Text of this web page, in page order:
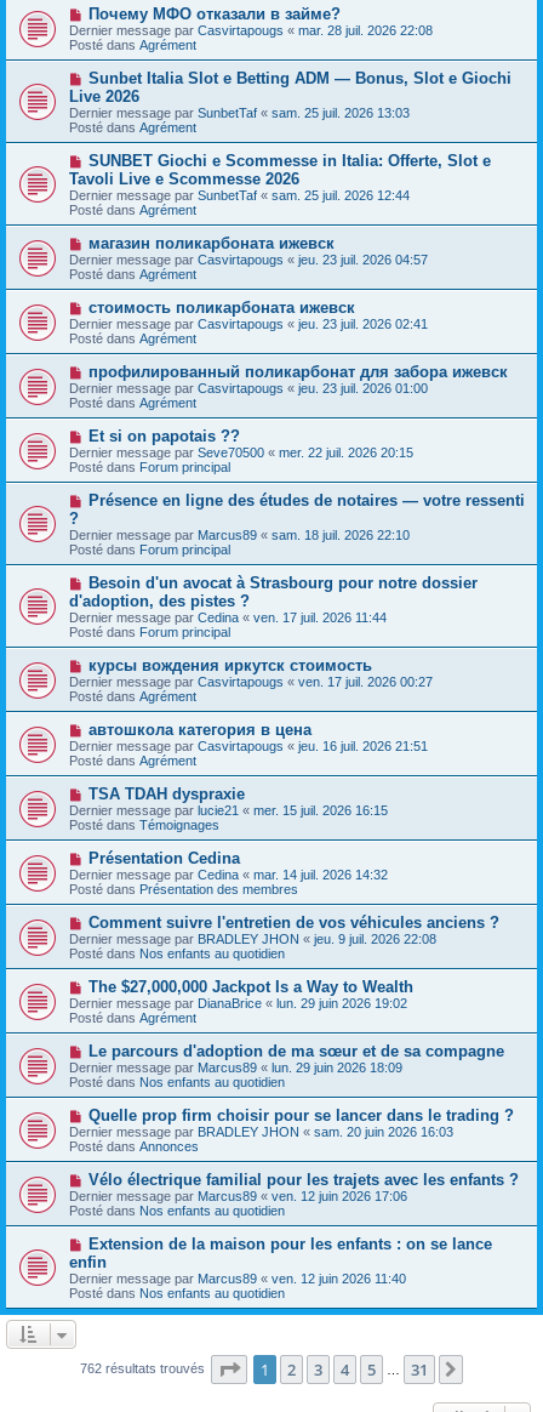
e
s
a
g
e
e
a
u
m
e
s
s
a
g
e
N
o
u
v
e
a
u
m
e
s
s
a
g
e
Почему МФО отказали в займе?
Dernier message par Casvirtapougs « mar. 28 juil. 2026 22:08
Posté dans Agrément
N
u
v
e
a
u
m
e
s
g
e
Sunbet Italia Slot e Betting ADM — Bonus, Slot e Giochi
Live 2026
Dernier message par SunbetTaf « sam. 25 juil. 2026 13:03
Posté dans Agrément
N
u
v
e
a
u
m
e
s
s
a
g
e
SUNBET Giochi e Scommesse in Italia: Offerte, Slot e
Tavoli Live e Scommesse 2026
Dernier message par SunbetTaf « sam. 25 juil. 2026 12:44
Posté dans Agrément
N
o
u
v
a
u
m
e
s
s
a
g
e
магазин поликарбоната ижевск
Dernier message par Casvirtapougs « jeu. 23 juil. 2026 04:57
Posté dans Agrément
N
o
u
v
a
u
m
e
s
a
g
e
стоимость поликарбоната ижевск
Dernier message par Casvirtapougs « jeu. 23 juil. 2026 02:41
Posté dans Agrément
N
o
u
v
e
a
u
m
e
g
e
профилированный поликарбонат для забора ижевск
Dernier message par Casvirtapougs « jeu. 23 juil. 2026 01:00
Posté dans Agrément
N
o
u
v
e
a
m
e
s
s
a
g
e
Et si on papotais ??
Dernier message par Seve70500 « mer. 22 juil. 2026 20:15
Posté dans Forum principal
N
v
e
a
m
e
s
g
e
Présence en ligne des études de notaires — votre ressenti
?
Dernier message par Marcus89 « sam. 18 juil. 2026 22:10
Posté dans Forum principal
N
u
v
e
a
u
m
e
s
s
a
g
e
Besoin d'un avocat à Strasbourg pour notre dossier
d'adoption, des pistes ?
Dernier message par Cedina « ven. 17 juil. 2026 11:44
Posté dans Forum principal
N
o
u
v
a
u
m
e
s
s
a
g
e
курсы вождения иркутск стоимость
Dernier message par Casvirtapougs « ven. 17 juil. 2026 00:27
Posté dans Agrément
N
o
u
v
e
u
m
e
s
a
g
e
автошкола категория в цена
Dernier message par Casvirtapougs « jeu. 16 juil. 2026 21:51
Posté dans Agrément
N
o
u
v
e
a
u
m
e
s
s
a
g
e
TSA TDAH dyspraxie
Dernier message par lucie21 « mer. 15 juil. 2026 16:15
Posté dans Témoignages
N
o
u
v
a
u
m
e
s
s
a
g
e
Présentation Cedina
Dernier message par Cedina « mar. 14 juil. 2026 14:32
Posté dans Présentation des membres
N
o
u
v
e
u
m
e
s
a
g
e
Comment suivre l'entretien de vos véhicules anciens ?
Dernier message par BRADLEY JHON « jeu. 9 juil. 2026 22:08
Posté dans Nos enfants au quotidien
N
o
u
v
e
a
u
m
e
s
s
a
g
e
The $27,000,000 Jackpot Is a Way to Wealth
Dernier message par DianaBrice « lun. 29 juin 2026 19:02
Posté dans Agrément
N
o
u
v
a
u
m
e
s
s
a
g
e
Le parcours d'adoption de ma sœur et de sa compagne
Dernier message par Marcus89 « lun. 29 juin 2026 18:09
Posté dans Nos enfants au quotidien
N
o
u
v
e
u
m
e
s
a
g
e
Quelle prop firm choisir pour se lancer dans le trading ?
Dernier message par BRADLEY JHON « sam. 20 juin 2026 16:03
Posté dans Annonces
N
o
u
v
e
a
u
m
e
s
e
Vélo électrique familial pour les trajets avec les enfants ?
Dernier message par Marcus89 « ven. 12 juin 2026 17:06
Posté dans Nos enfants au quotidien
N
o
u
v
e
a
s
Extension de la maison pour les enfants : on se lance
enfin
Dernier message par Marcus89 « ven. 12 juin 2026 11:40
Posté dans Nos enfants au quotidien
762 résultats trouvés Page 1sur31
1 2 3 4 5 31